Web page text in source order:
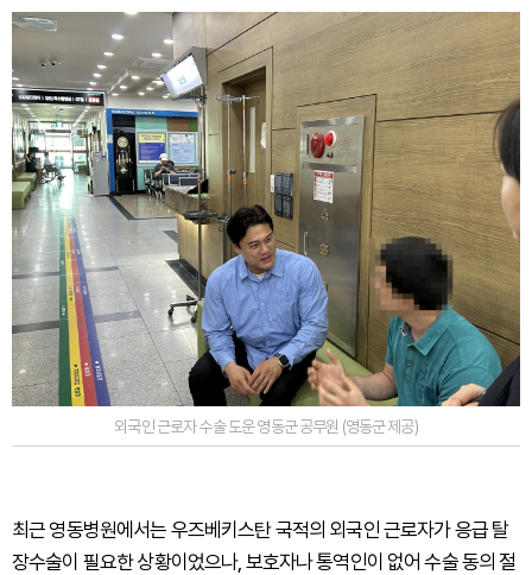
외국인 근로자 수술 도운 영동군 공무원 (영동군 제공)
최근 영동병원에서는 우즈베키스탄 국적의 외국인 근로자가 응급 탈
장수술이 필요한 상황이었으나, 보호자나 통역인이 없어 수술 동의 절